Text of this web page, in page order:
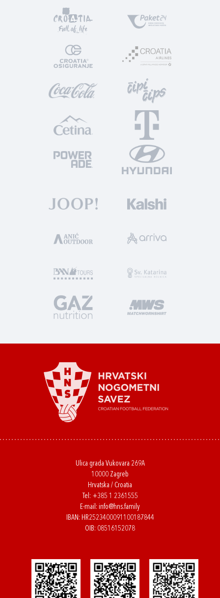
Ulica grada Vukovara 269A
10000 Zagreb
Hrvatska / Croatia
Tel: +385 1 2361555
E-mail: info@hns.family
IBAN: HR2523400091100187844
OIB: 08516152078